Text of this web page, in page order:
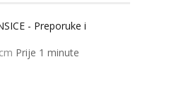
- Preporuke i
Prije 1 minute